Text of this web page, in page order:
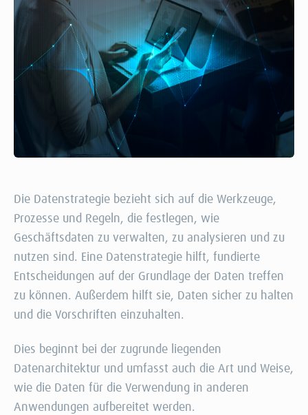
Die Datenstrategie bezieht sich auf die Werkzeuge,
Prozesse und Regeln, die festlegen, wie
Geschäftsdaten zu verwalten, zu analysieren und zu
nutzen sind. Eine Datenstrategie hilft, fundierte
Entscheidungen auf der Grundlage der Daten treffen
zu können. Außerdem hilft sie, Daten sicher zu halten
und die Vorschriften einzuhalten.
Dies beginnt bei der zugrunde liegenden
Datenarchitektur und umfasst auch die Art und Weise,
wie die Daten für die Verwendung in anderen
Anwendungen aufbereitet werden.